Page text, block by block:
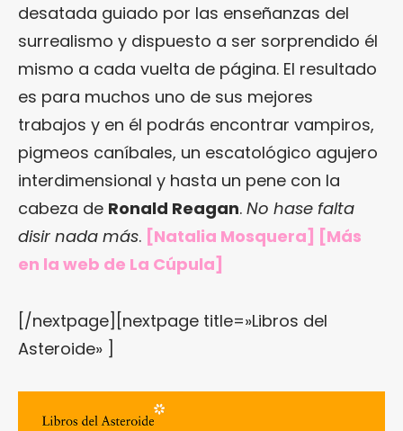
desatada guiado por las enseñanzas del
surrealismo y dispuesto a ser sorprendido él
mismo a cada vuelta de página. El resultado
es para muchos uno de sus mejores
trabajos y en él podrás encontrar vampiros,
pigmeos caníbales, un escatológico agujero
interdimensional y hasta un pene con la
cabeza de Ronald Reagan. No hase falta
disir nada más. [Natalia Mosquera] [Más
en la web de La Cúpula]
[/nextpage][nextpage title=»Libros del
Asteroide» ]